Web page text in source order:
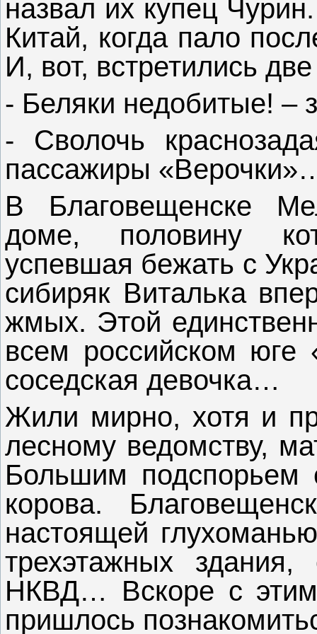
назвал их купец
Китай, когда пало
И, вот, встретились
- Беляки недобитые! –
- Сволочь
пассажиры
В Благовещенске
доме, половину
успевшая бежать с
сибиряк Виталька
жмых. Этой
всем российском
соседская девочка…
Жили мирно, хотя и
лесному ведомству,
Большим подспорьем
корова.
настоящей
трехэтажных
НКВД… Вскоре с
пришлось